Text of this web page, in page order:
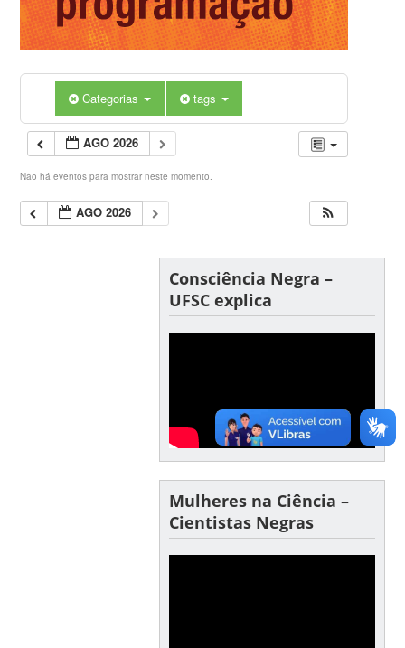
Categorias tags
AGO 2026
Não há eventos para mostrar neste momento.
AGO 2026
Consciência Negra –
UFSC explica
Mulheres na Ciência –
Cientistas Negras